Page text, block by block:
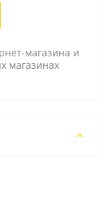
магазина и
магазинах